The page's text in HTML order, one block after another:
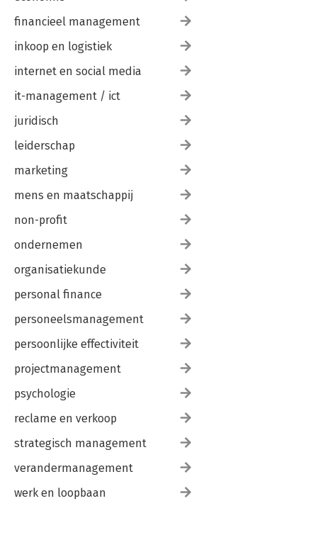
financieel management
inkoop en logistiek
internet en social media
it-management / ict
juridisch
leiderschap
marketing
mens en maatschappij
non-profit
ondernemen
organisatiekunde
personal finance
personeelsmanagement
persoonlijke effectiviteit
projectmanagement
psychologie
reclame en verkoop
strategisch management
verandermanagement
werk en loopbaan